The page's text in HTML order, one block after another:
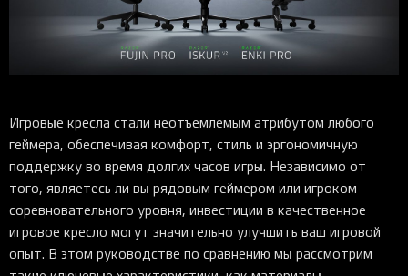
Аксессуары
Новинки
Аксессуары для мышей
Игровые мыши
Аксессуары для клавиатур
Все клавиатуры
Hammerhead
Аксессуары для аудио
Все аудио для ПК
Wireless Control Pod
Kraken Kitty
Kiyo
Контроллеры
Ripsaw
Все устройства
Firefly
HyperFlux V2
Sphex
Gigantus
Pro Glide
Pro Click V2
Pro Click V2 Vertical
Pro Type Ergo
Pro Glide XXL
Аксессуары
Коллаборации
Софт
Synapse 3
Chroma™ RGB
THX Spatial
7.1 Sound
Synapse 2 Legacy
iOS-приложения
Киберспорт
Игровые ивенты
Игровые кресла стали неотъемлемым атрибутом любого
геймера, обеспечивая комфорт, стиль и эргономичную
поддержку во время долгих часов игры. Независимо от
того, являетесь ли вы рядовым геймером или игроком
соревновательного уровня, инвестиции в качественное
игровое кресло могут значительно улучшить ваш игровой
опыт. В этом руководстве по сравнению мы рассмотрим